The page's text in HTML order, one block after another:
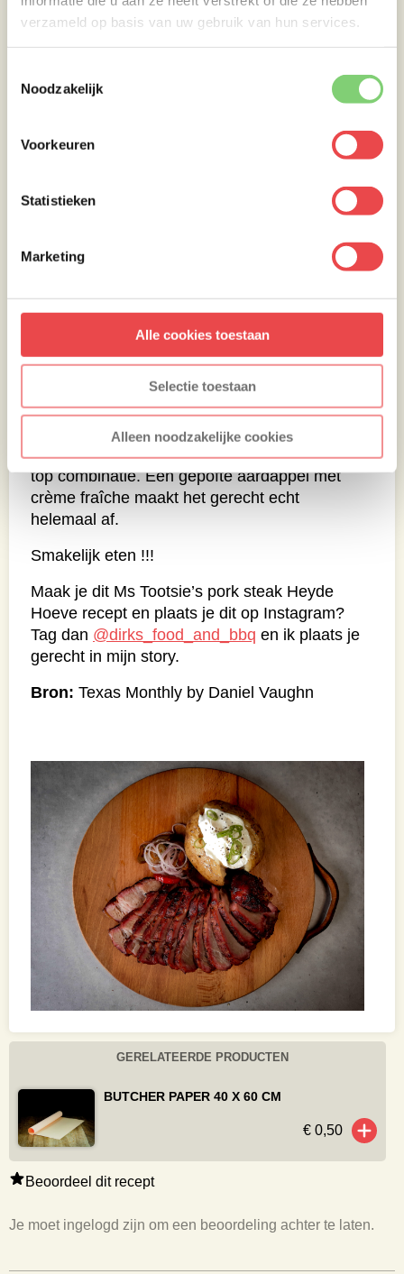
verzameld op basis van uw gebruik van hun services.
Noodzakelijk
Voorkeuren
Statistieken
Marketing
Alle cookies toestaan
Selectie toestaan
Alleen noodzakelijke cookies
Beoordeel dit recept
Je moet ingelogd zijn om een beoordeling achter te laten.
opwarmen in het laatste half uur. Duw de
en serveer het bij het vlees.
De kleuren, de korst van het vlees, de smaak,
de geur….. Man, man, man wat een steak!
Snijd vlak voor het opdienen de Ms. Tootsie’s
pork steaks in dunne plakken. Serveer daar
wat dun gesneden sjalot uienringen en
jalapeños pepertjes uit het zuur bij, wat een
top combinatie. Een gepofte aardappel met
crème fraîche maakt het gerecht echt
helemaal af.
Smakelijk eten !!!
Maak je dit Ms Tootsie’s pork steak Heyde
Hoeve recept en plaats je dit op Instagram?
Tag dan @dirks_food_and_bbq en ik plaats je
gerecht in mijn story.
Bron: Texas Monthly by Daniel Vaughn
GERELATEERDE PRODUCTEN
BUTCHER PAPER 40 X 60 CM
€ 0,50